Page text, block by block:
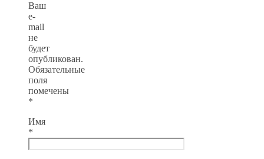
Ваш
e-
mail
не
будет
опубликован.
Обязательные
поля
помечены
*
Имя
*